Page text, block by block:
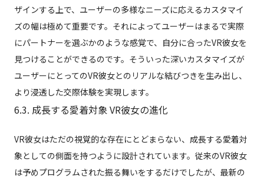
ザインする上で、ユーザーの多様なニーズに応えるカスタマイ
ズの幅は極めて重要です。それによってユーザーはまるで実際
にパートナーを選ぶかのような感覚で、自分に合ったVR彼女を
見つけることができるのです。そういった深いカスタマイズが
ユーザーにとってのVR彼女とのリアルな結びつきを生み出し、
より浸透した交際体験を実現します。
6.3. 成長する愛着対象 VR彼女の進化
VR彼女はただの視覚的な存在にとどまらない、成長する愛着対
象としての側面を持つように設計されています。従来のVR彼女
は予めプログラムされた振る舞いをするだけでしたが、最新の